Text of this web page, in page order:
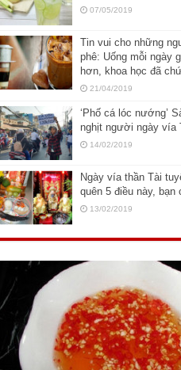
07/05/2019
Tin vui cho những
phê: Uống mỗi ngày
hơn, khoa học đã
21/04/2019
‘Phố cá lóc nướng’
nghịt người ngày vía
14/02/2019
Ngày vía thần Tài
quên 5 điều này, bạn
13/02/2019